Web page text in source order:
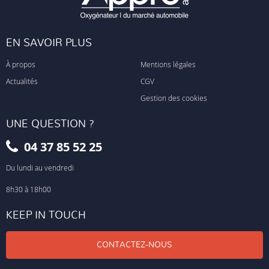
EN SAVOIR PLUS
À propos
Actualités
Mentions légales
CGV
Gestion des cookies
UNE QUESTION ?
04 37 85 52 25
Du lundi au vendredi
8h30 à 18h00
KEEP IN TOUCH
CONTACTEZ-NOUS